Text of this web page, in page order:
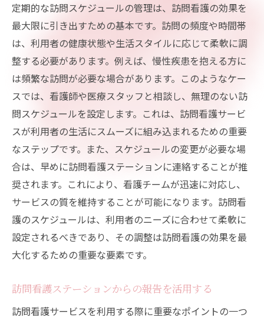
定期的な訪問スケジュールの管理は、訪問看護の効果を
最大限に引き出すための基本です。訪問の頻度や時間帯
は、利用者の健康状態や生活スタイルに応じて柔軟に調
整する必要があります。例えば、慢性疾患を抱える方に
は頻繁な訪問が必要な場合があります。このようなケー
スでは、看護師や医療スタッフと相談し、無理のない訪
問スケジュールを設定します。これは、訪問看護サービ
スが利用者の生活にスムーズに組み込まれるための重要
なステップです。また、スケジュールの変更が必要な場
合は、早めに訪問看護ステーションに連絡することが推
奨されます。これにより、看護チームが迅速に対応し、
サービスの質を維持することが可能になります。訪問看
護のスケジュールは、利用者のニーズに合わせて柔軟に
設定されるべきであり、その調整は訪問看護の効果を最
大化するための重要な要素です。
訪問看護ステーションからの報告を活用する
訪問看護サービスを利用する際に重要なポイントの一つ